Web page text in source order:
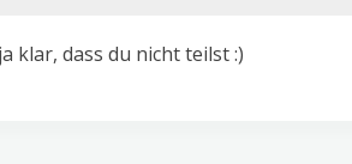
klar, dass du nicht teilst :)